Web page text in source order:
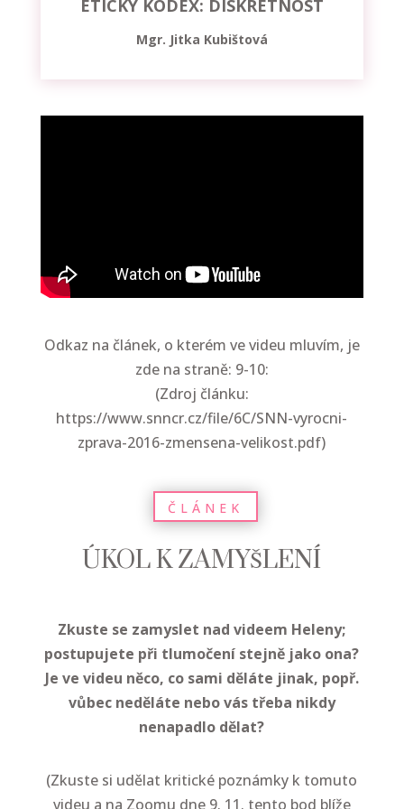
ETICKÝ KODEX: DISKRÉTNOST
Mgr. Jitka Kubištová
Odkaz na článek, o kterém ve videu mluvím, je
zde na straně: 9-10:
(Zdroj článku:
https://www.snncr.cz/file/6C/SNN-vyrocni-
zprava-2016-zmensena-velikost.pdf)
ČLÁNEK
ÚKOL K ZAMYŠLENÍ
Zkuste se zamyslet nad videem Heleny;
postupujete při tlumočení stejně jako ona?
Je ve videu něco, co sami děláte jinak, popř.
vůbec neděláte nebo vás třeba nikdy
nenapadlo dělat?
(Zkuste si udělat kritické poznámky k tomuto
videu a na Zoomu dne 9. 11. tento bod blíže